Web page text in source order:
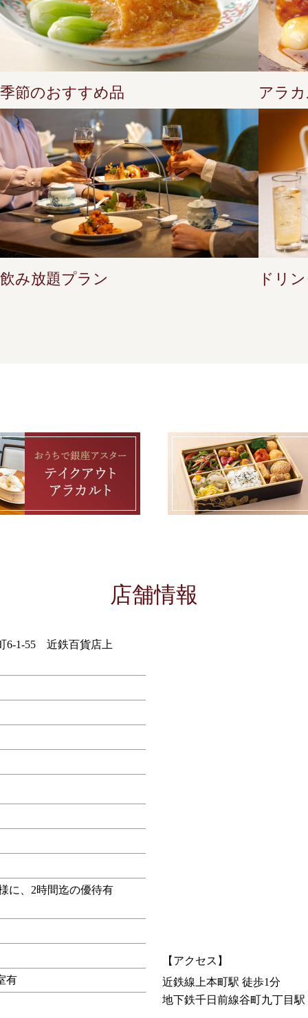
季節のおすすめ品 アラ
飲み放題プラン ドリ
店舗情報
6-1-55 近鉄百貨店上
に、2時間迄の優待有
有
【アクセス】
近鉄線上本町駅 徒歩1分
地下鉄千日前線谷町九丁目駅